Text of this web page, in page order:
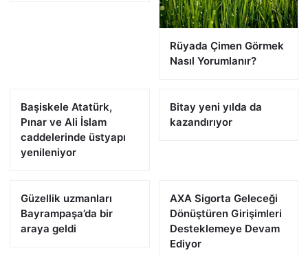
Rüyada Çimen Görmek
Nasıl Yorumlanır?
Başiskele Atatürk,
Pınar ve Ali İslam
caddelerinde üstyapı
yenileniyor
Bitay yeni yılda da
kazandırıyor
Güzellik uzmanları
Bayrampaşa’da bir
araya geldi
AXA Sigorta Geleceği
Dönüştüren Girişimleri
Desteklemeye Devam
Ediyor